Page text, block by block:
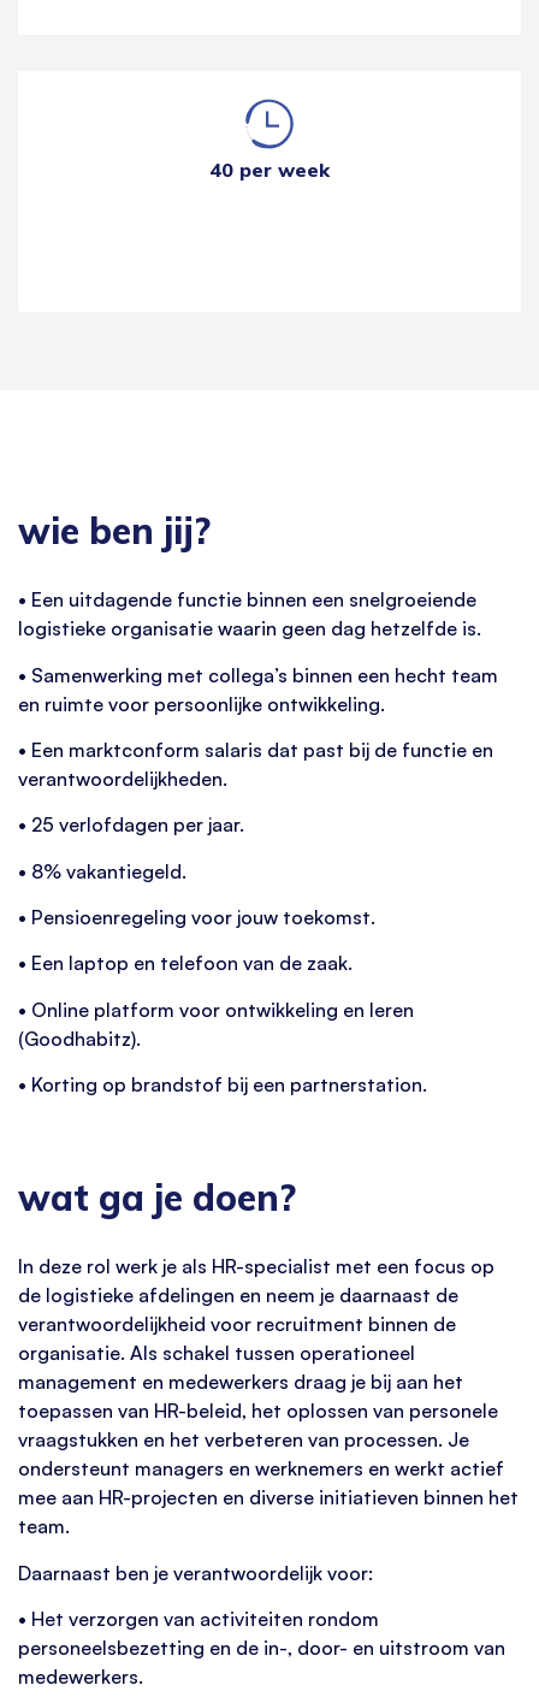
40 per week
wie ben jij?
• Een uitdagende functie binnen een snelgroeiende
logistieke organisatie waarin geen dag hetzelfde is.
• Samenwerking met collega’s binnen een hecht team
en ruimte voor persoonlijke ontwikkeling.
• Een marktconform salaris dat past bij de functie en
verantwoordelijkheden.
• 25 verlofdagen per jaar.
• 8% vakantiegeld.
• Pensioenregeling voor jouw toekomst.
• Een laptop en telefoon van de zaak.
• Online platform voor ontwikkeling en leren
(Goodhabitz).
• Korting op brandstof bij een partnerstation.
wat ga je doen?
In deze rol werk je als HR-specialist met een focus op
de logistieke afdelingen en neem je daarnaast de
verantwoordelijkheid voor recruitment binnen de
organisatie. Als schakel tussen operationeel
management en medewerkers draag je bij aan het
toepassen van HR-beleid, het oplossen van personele
vraagstukken en het verbeteren van processen. Je
ondersteunt managers en werknemers en werkt actief
mee aan HR-projecten en diverse initiatieven binnen het
team.
Daarnaast ben je verantwoordelijk voor:
• Het verzorgen van activiteiten rondom
personeelsbezetting en de in-, door- en uitstroom van
medewerkers.